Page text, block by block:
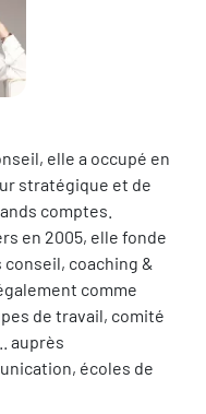
elle a occupé en
stratégique et de
comptes.
en 2005, elle fonde
conseil, coaching &
comme
de travail, comité
auprès
écoles de